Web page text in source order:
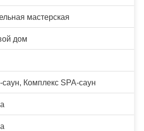
мастерская
дом
Комплекс SPA-саун